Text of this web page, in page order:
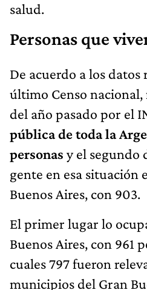
salud.
Personas que
De acuerdo a los datos
último Censo nacional,
del año pasado por el
pública de toda la
personas y el segundo
gente en esa situación
Buenos Aires, con 903.
El primer lugar lo
Buenos Aires, con 961
cuales 797 fueron
municipios del Gran